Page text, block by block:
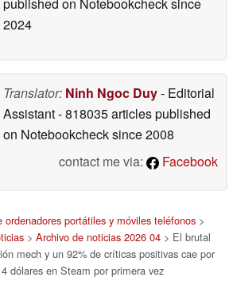
published on Notebookchecksince
2024
Translator: Ninh Ngoc Duy- Editorial
Assistant- 818035 articles published
on Notebookchecksince 2008
contact me via:
Facebook
ordenadores portátiles y móviles teléfonos >
> Archivo de noticias 2026 04 > El brutal
mech y un 92% de críticas positivas cae por
dólares en Steam por primera vez